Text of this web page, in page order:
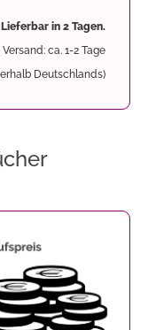
in 2 Tagen.
ca. 1-2 Tage
Deutschlands)